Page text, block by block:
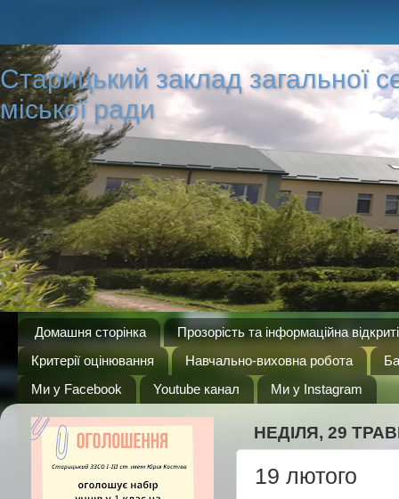
Старицький заклад загальної
міської ради
Домашня сторінка
Прозорість та інформаційна
Критерії оцінювання
Навчально-виховна робота
Ми у Facebook
Youtube канал Ми у Instagram
НЕДІЛЯ, 29
19 лютого